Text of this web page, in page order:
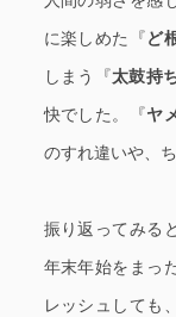
に楽しめた『 ど
しまう『太鼓持
快でした。『 ヤ
のすれ違いや、
振り返ってみる
年末年始をまっ
レッシュしても